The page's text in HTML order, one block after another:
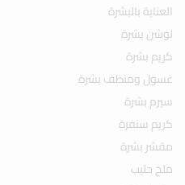
العناية بالبشرة
لوشن بشرة
كريم بشرة
غسول ومنظف بشرة
سيرم بشرة
كريم سنفرة
مقشر بشرة
ملح حليب